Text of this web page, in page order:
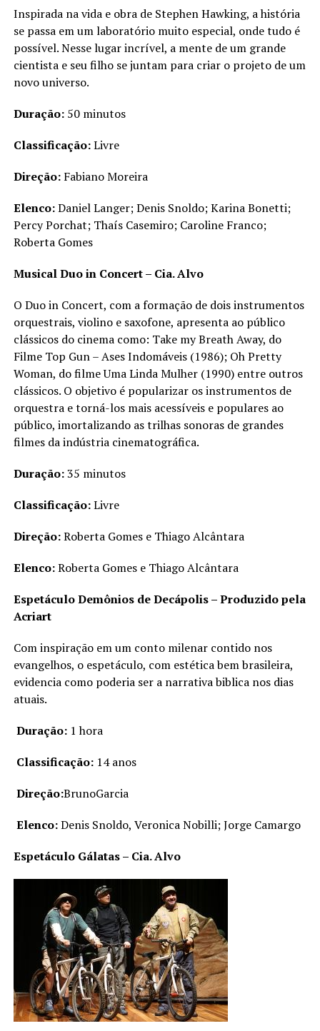
Inspirada na vida e obra de Stephen Hawking, a história
se passa em um laboratório muito especial, onde tudo é
possível. Nesse lugar incrível, a mente de um grande
cientista e seu filho se juntam para criar o projeto de um
novo universo.
Duração: 50 minutos
Classificação:Livre
Direção: Fabiano Moreira
Elenco:Daniel Langer; Denis Snoldo; Karina Bonetti;
Percy Porchat; Thaís Casemiro; Caroline Franco;
Roberta Gomes
Musical Duo in Concert – Cia. Alvo
O Duo in Concert, com a formação de dois instrumentos
orquestrais, violino e saxofone, apresenta ao público
clássicos do cinema como: Take my Breath Away, do
Filme Top Gun – Ases Indomáveis (1986); Oh Pretty
Woman, do filme Uma Linda Mulher (1990) entre outros
clássicos. O objetivo é popularizar os instrumentos de
orquestra e torná-los mais acessíveis e populares ao
público, imortalizando as trilhas sonoras de grandes
filmes da indústria cinematográfica.
Duração:35 minutos
Classificação:Livre
Direção:Roberta Gomes e Thiago Alcântara
Elenco:Roberta Gomes e Thiago Alcântara
Espetáculo Demônios de Decápolis – Produzido pela
Acriart
Com inspiração em um conto milenar contido nos
evangelhos, o espetáculo, com estética bem brasileira,
evidencia como poderia ser a narrativa biblica nos dias
atuais.
Duração:1 hora
Classificação:14 anos
Direção:BrunoGarcia
Elenco:Denis Snoldo, Veronica Nobilli; Jorge Camargo
Espetáculo Gálatas – Cia. Alvo